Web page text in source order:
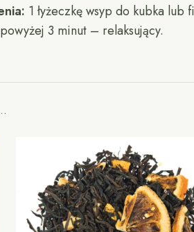
1 łyżeczkę wsyp do kubka
3 minut – relaksujący.